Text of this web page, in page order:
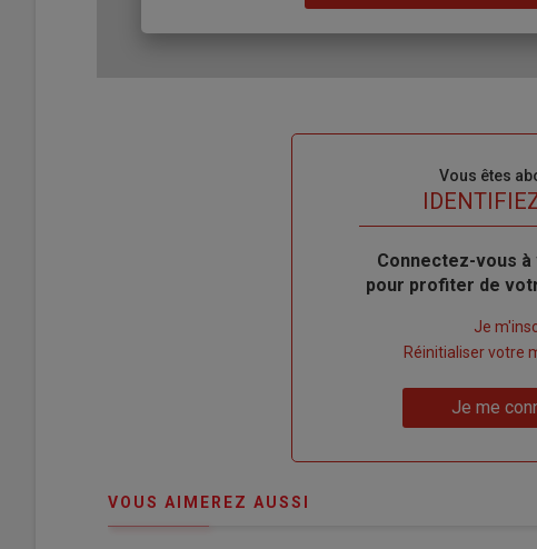
Vous êtes
Body
Connectez-vous
pour profiter de
compte"
Je
Réinitialiser votre
Je me
VOUS AIMEREZ AUSSI